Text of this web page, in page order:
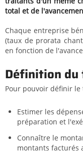
total et de
Chaque entreprise
(taux de prorata
en fonction de
Définition
Pour pouvoir définir
Estimer les
préparation et
Connaître le
montants facturés